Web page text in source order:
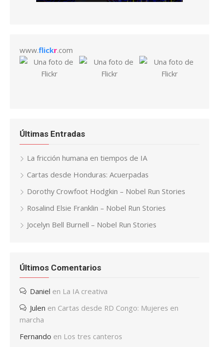
www.flickr.com
Últimas Entradas
La fricción humana en tiempos de IA
Cartas desde Honduras: Acuerpadas
Dorothy Crowfoot Hodgkin – Nobel Run Stories
Rosalind Elsie Franklin – Nobel Run Stories
Jocelyn Bell Burnell – Nobel Run Stories
Últimos Comentarios
Daniel en La IA creativa
Julen en Cartas desde RD Congo: Mujeres en
marcha
Fernando en Los tres canteros